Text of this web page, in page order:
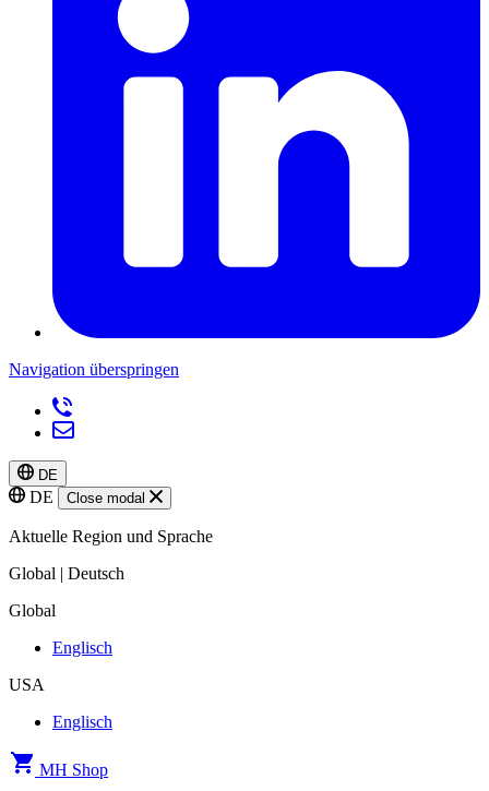
Navigation überspringen
DE
DE Close modal
Aktuelle Region und Sprache
Global | Deutsch
Global
Englisch
USA
Englisch
MH Shop